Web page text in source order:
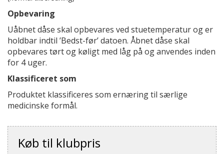
Opbevaring
Uåbnet dåse skal opbevares ved stuetemperatur og er
holdbar indtil ’Bedst-før’ datoen. Åbnet dåse skal
opbevares tørt og køligt med låg på og anvendes inden
for 4 uger.
Klassificeret som
Produktet klassificeres som ernæring til særlige
medicinske formål.
Køb til klubpris